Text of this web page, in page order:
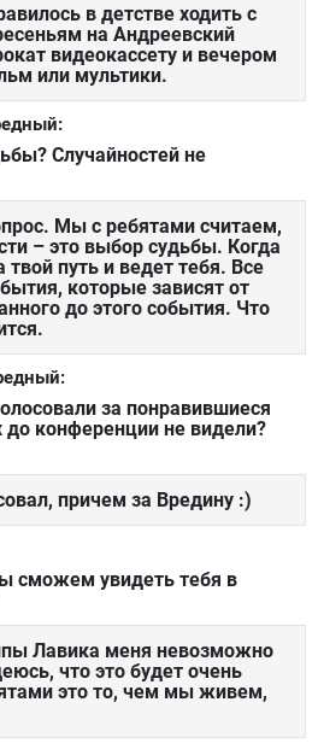
в детстве ходить с
на Андреевский
видеокассету и вечером
или мультики.
Случайностей не
Мы с ребятами считаем,
– это выбор судьбы. Когда
твой путь и ведет тебя. Все
которые зависят от
до этого события. Что
за понравившиеся
конференции не видели?
причем за Вредину :)
сможем увидеть тебя в
Лавика меня невозможно
что это будет очень
это то, чем мы живем,